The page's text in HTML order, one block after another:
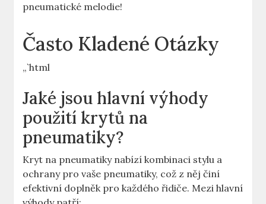
pneumatické melodie!
Často Kladené Otázky
„`html
Jaké jsou hlavní výhody
použití krytů na
pneumatiky?
Kryt na pneumatiky nabízí kombinaci stylu a
ochrany pro vaše pneumatiky, což z něj činí
efektivní doplněk pro každého řidiče. Mezi hlavní